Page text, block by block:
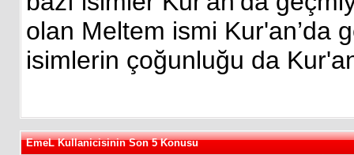
olan Meltem ismi Kur'an’da
isimlerin çoğunluğu da
EmeL Kullanicisinin Son 5 Konusu